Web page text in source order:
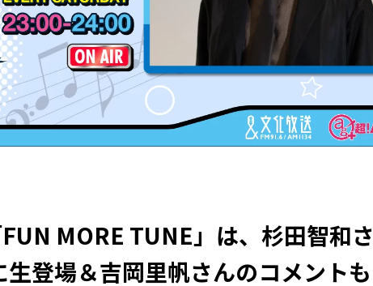
MORE TUNE」は、杉田智和さ
生登場＆吉岡里帆さんのコメントも